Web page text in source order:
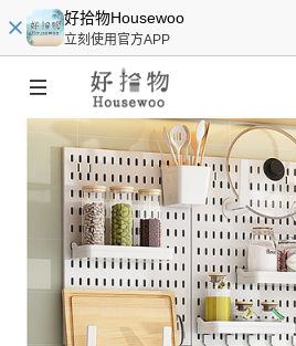
好拾物Housewoo
立刻使用官方APP